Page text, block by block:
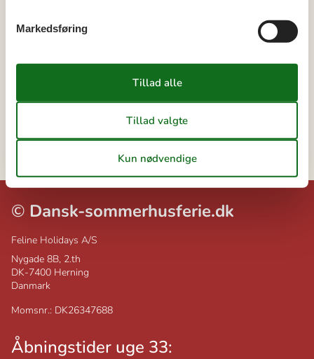
Inspiration
Alle
Fyn
Svendborg
© Dansk-sommerhusferie.dk
Feline Holidays A/S
Nygade 8B, 2.th
DK-7400 Herning
Danmark
Momsnr.: DK26347688
Åbningstider uge 33:
Markedsføring